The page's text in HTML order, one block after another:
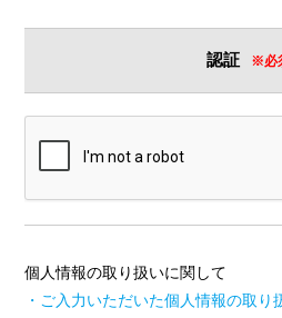
認証 ※必
個人情報の取り扱いに関して
・ご入力いただいた個人情報の取